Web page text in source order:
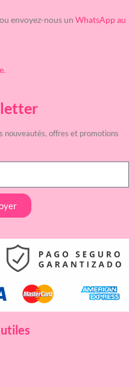
envoyez-nous un WhatsApp au
nouveautés, offres et promotions